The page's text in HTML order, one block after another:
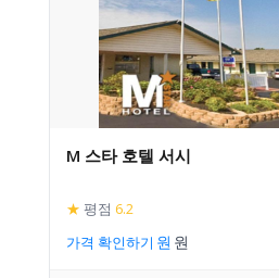
M 스타 호텔 서시
★ 평점 6.2
가격 확인하기